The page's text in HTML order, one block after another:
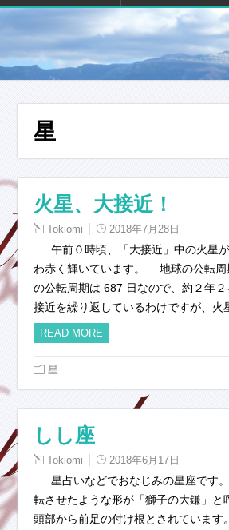
星
火星、大接近！
Tokiomi 2018年7月28日
午前０時頃、「大接近」中の火星が
わ赤く輝いています。 地球の公転周
の公転周期は 687 日なので、約２年
接近を繰り返しているわけですが、火
READ MORE
星
しし座
Tokiomi 2018年6月17日
星占いなどでおなじみの星座です
転させたような形が「獅子の大鎌」と
頭部から前足の付け根とされていま